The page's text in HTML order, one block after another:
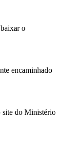
o
encaminhado
site do Ministério